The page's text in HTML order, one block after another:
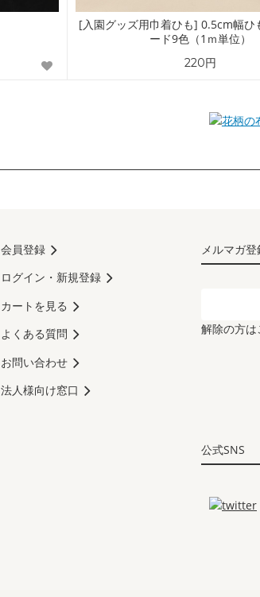
[入園グッズ用巾着ひも] 0.5cm幅ひ
ード9色（1ｍ単位）
220円
メルマガ
解除の方は
会員登録
ログイン・新規登録
カートを見る
よくある質問
お問い合わせ
法人様向け窓口
公式SNS